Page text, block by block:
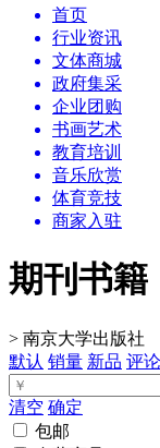
首页
行业资讯
文体商城
政府集采
企业团购
书画艺术
教育培训
音乐欣赏
体育竞技
商家入驻
期刊书籍
> 南京大学出版社
默认 销量 新品 评
清空 确定
包邮